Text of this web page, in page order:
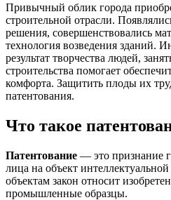
Привычный облик города
строительной отрасли.
решения, совершенствовались
технология возведения зданий.
результат творчества людей,
строительства помогает
комфорта. Защитить плоды их
патентования.
Что такое
Патентование — это признание
лица на объект
объектам закон относит
промышленные образцы.